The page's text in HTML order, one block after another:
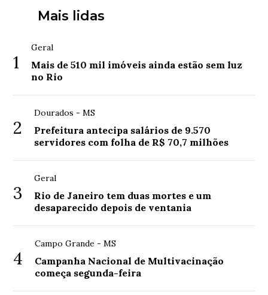
Mais lidas
1
Geral
Mais de 510 mil imóveis ainda estão sem luz
no Rio
2
Dourados - MS
Prefeitura antecipa salários de 9.570
servidores com folha de R$ 70,7 milhões
3
Geral
Rio de Janeiro tem duas mortes e um
desaparecido depois de ventania
4
Campo Grande - MS
Campanha Nacional de Multivacinação
começa segunda-feira